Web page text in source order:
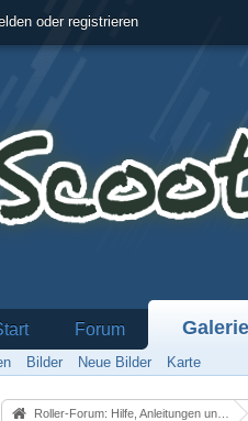
oder registrieren
Forum Galerie
Bilder Neue Bilder Karte
Roller-Forum: Hilfe, Anleitungen und alles über Motorroller